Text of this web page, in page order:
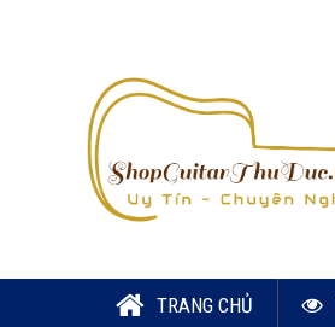
TRANG CHỦ